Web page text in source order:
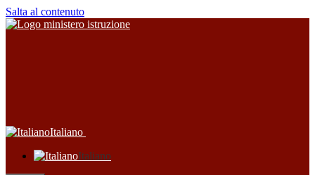
Salta al contenuto
Italiano
Italiano